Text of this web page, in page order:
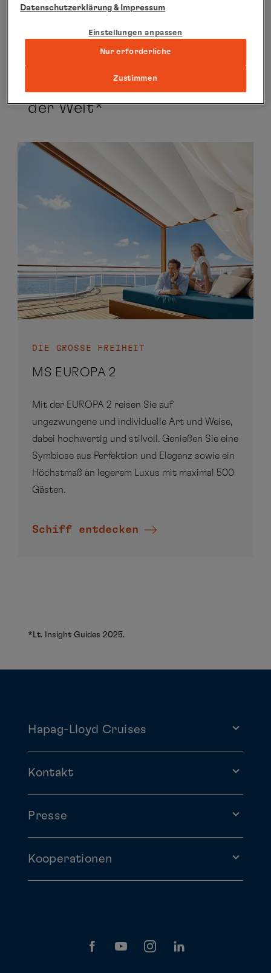
zur Reise
Das Beste Kreuzfahrtschiff
der Welt*
DIE GROSSE FREIHEIT
MS EUROPA 2
Mit der EUROPA 2 reisen Sie auf
ungezwungene und individuelle Art und Weise,
dabei hochwertig und stilvoll. Genießen Sie eine
Symbiose aus Perfektion und Eleganz sowie ein
Höchstmaß an legerem Luxus mit maximal 500
Gästen.
Schiff entdecken
*Lt. Insight Guides 2025.
Hapag-Lloyd Cruises
Kontakt
Presse
Kooperationen
Datenschutzerklärung & Impressum
Einstellungen anpassen
Nur erforderliche
Zustimmen